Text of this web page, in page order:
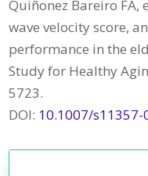
Quiñonez Bareiro
wave velocity score,
performance in the
Study for Healthy
5723.
DOI: 10.1007/